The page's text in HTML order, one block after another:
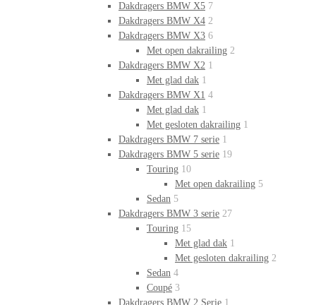
Dakdragers BMW X5 7
Dakdragers BMW X4 2
Dakdragers BMW X3 6
Met open dakrailing 2
Dakdragers BMW X2 1
Met glad dak 1
Dakdragers BMW X1 4
Met glad dak 1
Met gesloten dakrailing 1
Dakdragers BMW 7 serie 1
Dakdragers BMW 5 serie 19
Touring 10
Met open dakrailing 5
Sedan 5
Dakdragers BMW 3 serie 27
Touring 15
Met glad dak 1
Met gesloten dakrailing 2
Sedan 4
Coupé 3
Dakdragers BMW 2 Serie 1